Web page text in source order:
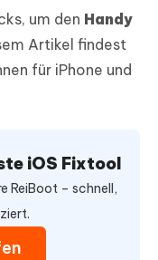
um den Handy
Artikel findest
für iPhone und
iOS Fixtool
ReiBoot – schnell,